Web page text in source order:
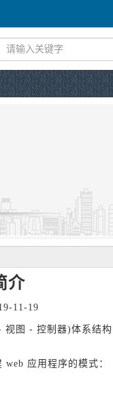
介
11-19
视图 - 控制器)体系结
应用程序的模式：